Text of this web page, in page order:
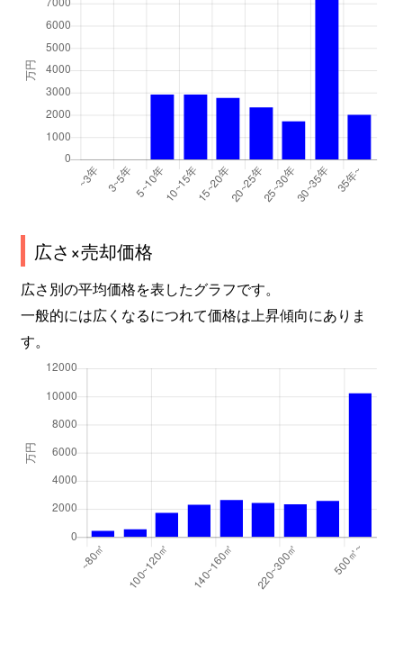
広さ×売却価格
広さ別の平均価格を表したグラフです。
一般的には広くなるにつれて価格は上昇傾向にありま
す。